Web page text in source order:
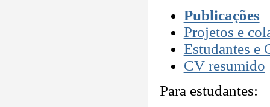
Publicações
Projetos e
Estudantes e
CV resumido
Para estudantes: